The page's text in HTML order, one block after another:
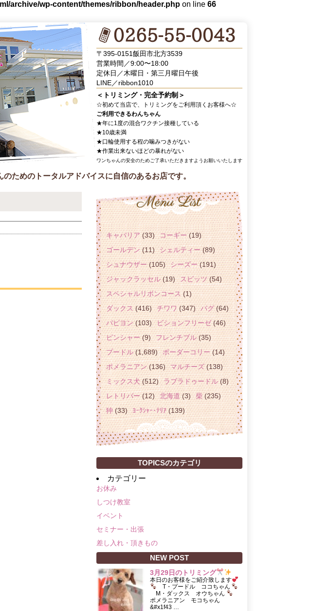
archive/wp-content/themes/ribbon/header.php on line 66
〒395-0151飯田市北方3539
営業時間／9:00〜18:00
定休日／木曜日・第三月曜日午後
LINE／ribbon1010
＜トリミング・完全予約制＞
☆初めて当店で、トリミングをご利用頂くお客様へ☆
ご利用できるわんちゃん
★年に1度の混合ワクチン接種している
★10歳未満
★口輪使用する程の噛みつきがない
★作業出来ないほどの暴れがない
ワンちゃんの安全のためご了承いただきますようお願いいたします
ためのトータルアドバイスに自信のあるお店です。
キャバリア(33) コーギー(19)
ゴールデン(11) シェルティー(89)
シュナウザー(105) シーズー(191)
ジャックラッセル(19) スピッツ(54)
スペシャルリボンコース(1)
ダックス (416) チワワ(347) パグ(64)
パピヨン(103) ビションフリーゼ(46)
ピンシャー(9) フレンチブル(35)
プードル(1,689) ボーダーコリー(14)
ポメラニアン(136) マルチーズ(138)
ミックス犬(512) ラブラドゥードル (8)
レトリバー(12) 北海道(3) 柴(235)
狆(33) ﾖｰｸｼｬｰ･ﾃﾘｱ(139)
TOPICSのカテゴリ
カテゴリー
お休み
しつけ教室
イベント
セミナー・出張
差し入れ・頂きもの
NEW POST
3月29日のトリミング
本日のお客様をご紹介致します
T・プードル ココちゃん
M・ダックス オウちゃん
ポメラニアン モコちゃん
&#x1f43 …